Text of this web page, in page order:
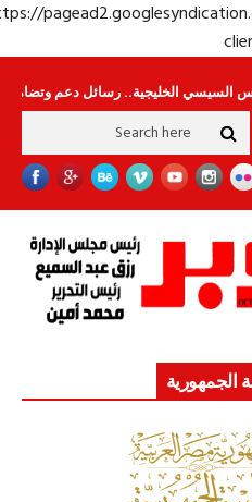
https://
رسائل دعم وتضامن للأشقاء